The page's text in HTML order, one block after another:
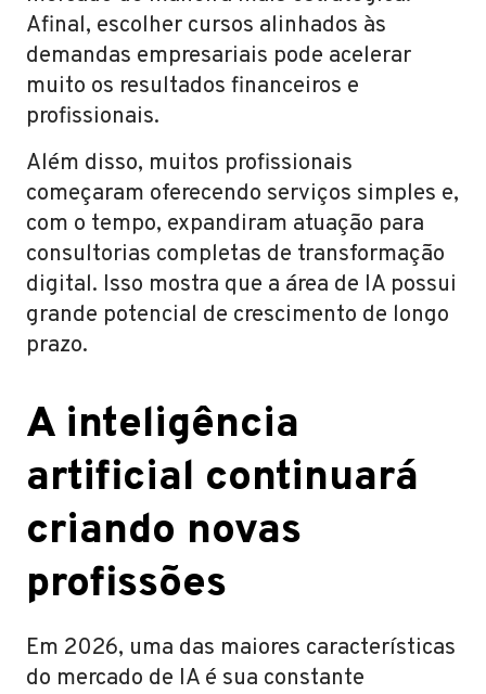
Afinal, escolher cursos alinhados às
demandas empresariais pode acelerar
muito os resultados financeiros e
profissionais.
Além disso, muitos profissionais
começaram oferecendo serviços simples e,
com o tempo, expandiram atuação para
consultorias completas de transformação
digital. Isso mostra que a área de IA possui
grande potencial de crescimento de longo
prazo.
A inteligência
artificial continuará
criando novas
profissões
Em 2026, uma das maiores características
do mercado de IA é sua constante